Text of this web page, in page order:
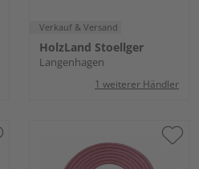
Verkauf & Versand
HolzLand Stoellger
Langenhagen
1 weiterer Händler